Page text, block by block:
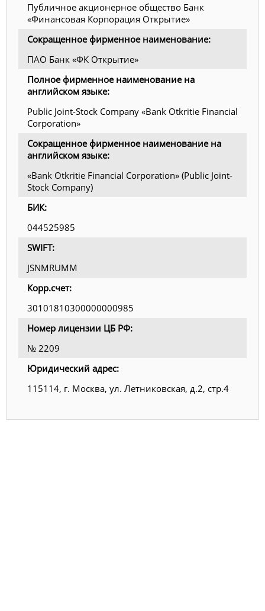
Публичное акционерное общество Банк
«Финансовая Корпорация Открытие»
Сокращенное фирменное наименование:
ПАО Банк «ФК Открытие»
Полное фирменное наименование на
английском языке:
Public Joint-Stock Company «Bank Otkritie Financial
Corporation»
Сокращенное фирменное наименование на
английском языке:
«Bank Otkritie Financial Corporation» (Public Joint-
Stock Company)
БИК:
044525985
SWIFT:
JSNMRUMM
Корр.счет:
30101810300000000985
Номер лицензии ЦБ РФ:
№ 2209
Юридический адрес:
115114, г. Москва, ул. Летниковская, д.2, стр.4